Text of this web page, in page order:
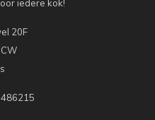
iedere kok!
20F